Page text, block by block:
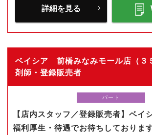
詳細を見る
ベイシア 前橋みなみモール店（３
剤師・登録販売者
パート
【店内スタッフ／登録販売者】ベイ
福利厚生・待遇でお待ちしております